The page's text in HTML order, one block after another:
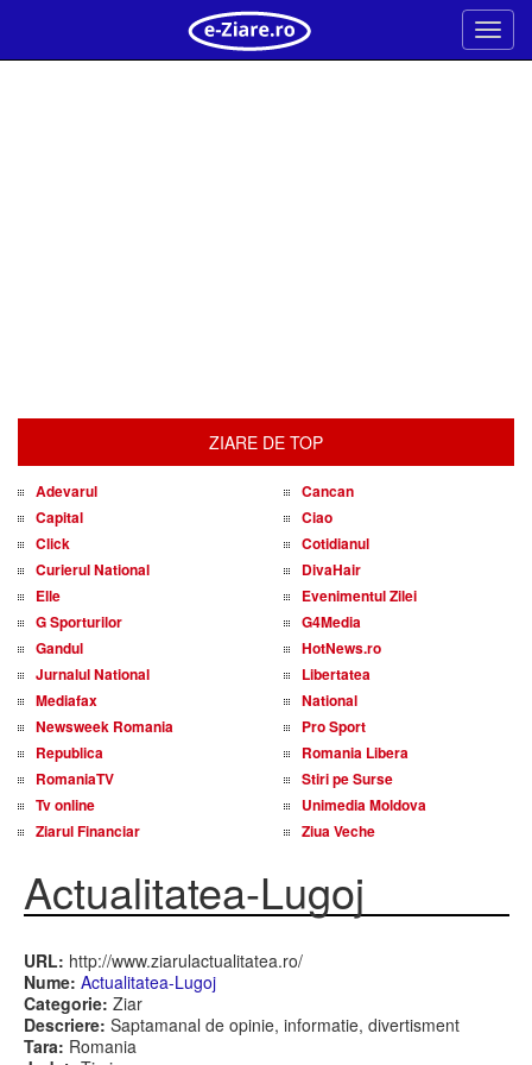
Meniu
ZIARE DE TOP
Adevarul
Cancan
Capital
Ciao
Click
Cotidianul
Curierul National
DivaHair
Elle
Evenimentul Zilei
G Sporturilor
G4Media
Gandul
HotNews.ro
Jurnalul National
Libertatea
Mediafax
National
Newsweek Romania
Pro Sport
Republica
Romania Libera
RomaniaTV
Stiri pe Surse
Tv online
Unimedia Moldova
Ziarul Financiar
Ziua Veche
Actualitatea-Lugoj
URL: http://www.ziarulactualitatea.ro/
Nume: Actualitatea-Lugoj
Categorie: Ziar
Descriere: Saptamanal de opinie, informatie, divertisment
Tara: Romania